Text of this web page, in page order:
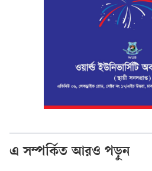
এ সম্পর্কিত আরও পড়ুন